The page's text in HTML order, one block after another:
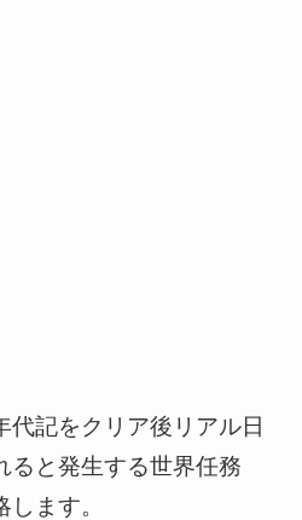
代記をクリア後リアル日
ると発生する世界任務
します。